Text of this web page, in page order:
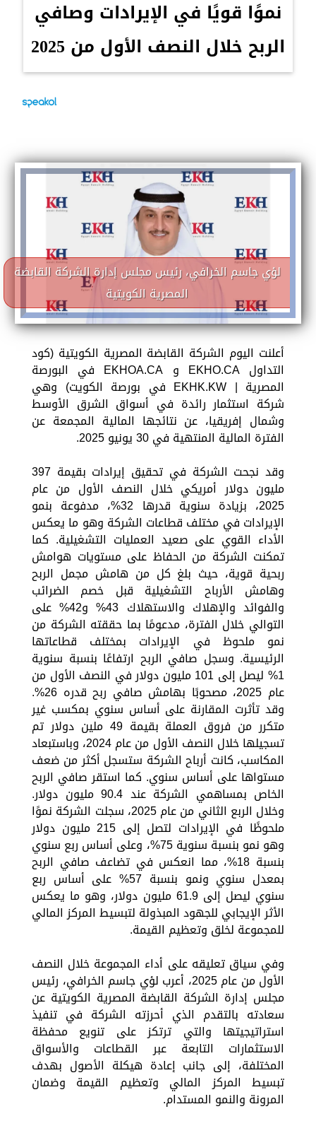
نموًا قويًا في الإيرادات وصافي
الربح خلال النصف الأول من 2025
لؤي جاسم الخرافي، رئيس مجلس إدارة الشركة القابضة
المصرية الكويتية
أعلنت اليوم الشركة القابضة المصرية الكويتية (كود
التداول EKHO.CA و EKHOA.CA في البورصة
المصرية | EKHK.KW في بورصة الكويت) وهي
شركة استثمار رائدة في أسواق الشرق الأوسط
وشمال إفريقيا، عن نتائجها المالية المجمعة عن
الفترة المالية المنتهية في 30 يونيو 2025.
وقد نجحت الشركة في تحقيق إيرادات بقيمة 397
مليون دولار أمريكي خلال النصف الأول من عام
2025، بزيادة سنوية قدرها 32%، مدفوعة بنمو
الإيرادات في مختلف قطاعات الشركة وهو ما يعكس
الأداء القوي على صعيد العمليات التشغيلية. كما
تمكنت الشركة من الحفاظ على مستويات هوامش
ربحية قوية، حيث بلغ كل من هامش مجمل الربح
وهامش الأرباح التشغيلية قبل خصم الضرائب
والفوائد والإهلاك والاستهلاك 43% و42% على
التوالي خلال الفترة، مدعومًا بما حققته الشركة من
نمو ملحوظ في الإيرادات بمختلف قطاعاتها
الرئيسية. وسجل صافي الربح ارتفاعًا بنسبة سنوية
1% ليصل إلى 101 مليون دولار في النصف الأول من
عام 2025، مصحوبًا بهامش صافي ربح قدره 26%.
وقد تأثرت المقارنة على أساس سنوي بمكسب غير
متكرر من فروق العملة بقيمة 49 ملين دولار تم
تسجيلها خلال النصف الأول من عام 2024، وباستبعاد
المكاسب، كانت أرباح الشركة ستسجل أكثر من ضعف
مستواها على أساس سنوي. كما استقر صافي الربح
الخاص بمساهمي الشركة عند 90.4 مليون دولار.
وخلال الربع الثاني من عام 2025، سجلت الشركة نموًا
ملحوظًا في الإيرادات لتصل إلى 215 مليون دولار
وهو نمو بنسبة سنوية 75%، وعلى أساس ربع سنوي
بنسبة 18%، مما انعكس في تضاعف صافي الربح
بمعدل سنوي ونمو بنسبة 57% على أساس ربع
سنوي ليصل إلى 61.9 مليون دولار، وهو ما يعكس
الأثر الإيجابي للجهود المبذولة لتبسيط المركز المالي
للمجموعة لخلق وتعظيم القيمة.
وفي سياق تعليقه على أداء المجموعة خلال النصف
الأول من عام 2025، أعرب لؤي جاسم الخرافي، رئيس
مجلس إدارة الشركة القابضة المصرية الكويتية عن
سعادته بالتقدم الذي أحرزته الشركة في تنفيذ
استراتيجيتها والتي ترتكز على تنويع محفظة
الاستثمارات التابعة عبر القطاعات والأسواق
المختلفة، إلى جانب إعادة هيكلة الأصول بهدف
تبسيط المركز المالي وتعظيم القيمة وضمان
المرونة والنمو المستدام.